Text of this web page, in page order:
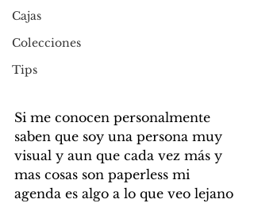
Cajas
Colecciones
Tips
Si me conocen personalmente
saben que soy una persona muy
visual y aun que cada vez más y
mas cosas son paperless mi
agenda es algo a lo que veo lejano